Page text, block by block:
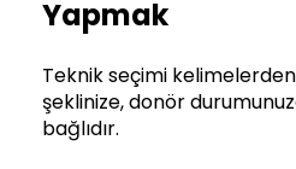
Yapmak
Teknik seçimi
şeklinize, donör
bağlıdır.